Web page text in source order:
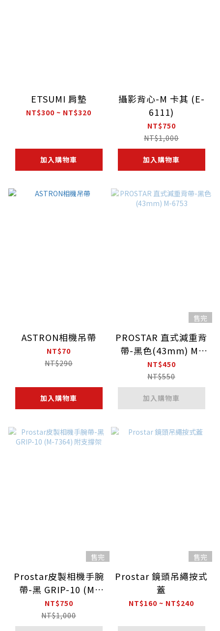
ETSUMI 肩墊
NT$300 ~ NT$320
加入購物車
攝影背心-M 卡其 (E-
6111)
NT$750
NT$1,000
加入購物車
ASTRON相機吊帶
NT$70
NT$290
加入購物車
售完
PROSTAR 直式減重背
帶-黑色(43mm) M-
6753
NT$450
NT$550
加入購物車
售完
Prostar皮製相機手腕
帶-黑 GRIP-10 (M-
7364) 附支撐架
NT$750
NT$1,000
售完
Prostar 鏡頭吊繩按式
蓋
NT$160 ~ NT$240